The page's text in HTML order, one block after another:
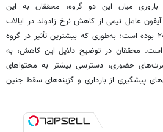
میان این دو گروه، محققان به این
عامل نیمی از کاهش نرخ زادولد در ایالات
متحده بین سال‌های ۲۰۰۷ تا ۲۰۱۱ بوده است؛ به‌طوری که بیشترین تأثیر در گروه
شده است. محققان در توضیح دلایل این کاهش، به
حضوری، دسترسی بیشتر به محتواهای
پیشگیری از بارداری و گزینه‌های سقط جنین